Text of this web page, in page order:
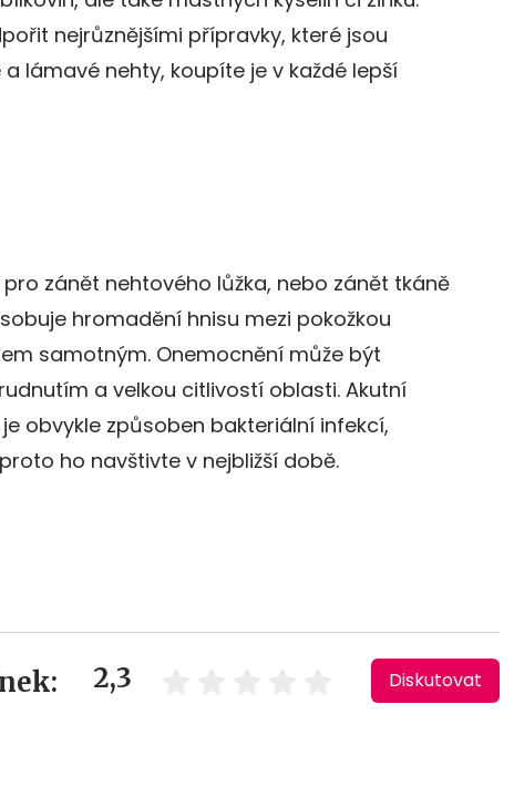
nejrůznějšími přípravky, které jsou
lámavé nehty, koupíte je v každé lepší
zánět nehtového lůžka, nebo zánět tkáně
hromadění hnisu mezi pokožkou
samotným. Onemocnění může být
a velkou citlivostí oblasti. Akutní
obvykle způsoben bakteriální infekcí,
ho navštivte v nejbližší době.
2,3 Diskutovat